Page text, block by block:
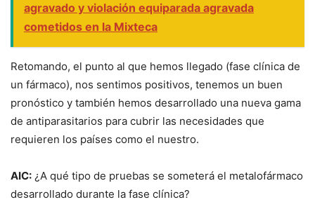
agravado y violación equiparada agravada
cometidos en la Mixteca
Retomando, el punto al que hemos llegado (fase clínica de
un fármaco), nos sentimos positivos, tenemos un buen
pronóstico y también hemos desarrollado una nueva gama
de antiparasitarios para cubrir las necesidades que
requieren los países como el nuestro.
AIC: ¿A qué tipo de pruebas se someterá el metalofármaco
desarrollado durante la fase clínica?